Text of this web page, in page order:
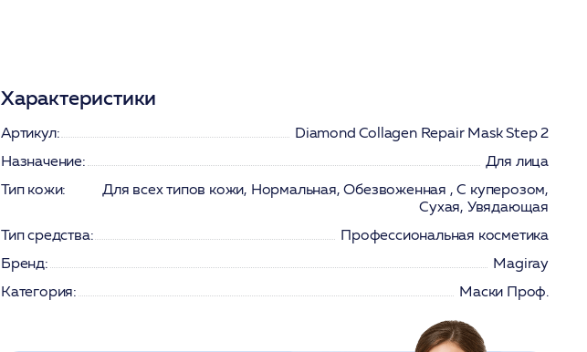
Характеристики
Артикул:
Diamond Collagen Repair Mask Step 2
Назначение:
Для лица
Тип кожи:
Для всех типов кожи, Нормальная, Обезвоженная , С куперозом,
Сухая, Увядающая
Тип средства:
Профессиональная косметика
Бренд:
Magiray
Категория:
Маски Проф.